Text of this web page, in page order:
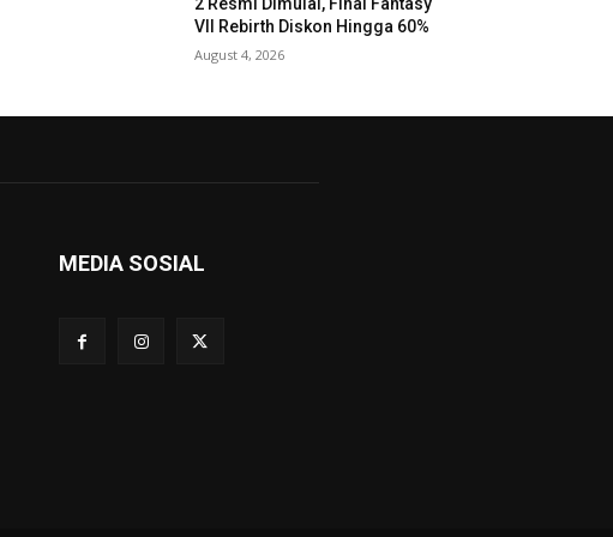
VII Rebirth Diskon Hingga 60%
August 4, 2026
MEDIA SOSIAL